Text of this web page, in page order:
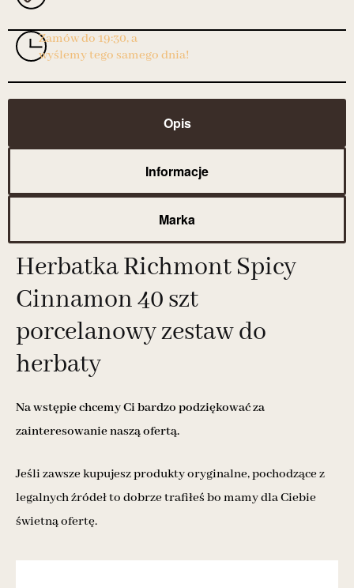
Zamów do 19:30, a
wyślemy tego samego dnia!
Opis
Informacje
Marka
Herbatka Richmont Spicy
Cinnamon 40 szt
porcelanowy zestaw do
herbaty
Na wstępie chcemy Ci bardzo podziękować za
zainteresowanie naszą ofertą.
Jeśli zawsze kupujesz produkty oryginalne, pochodzące z
legalnych źródeł to dobrze trafiłeś bo mamy dla Ciebie
świetną ofertę.